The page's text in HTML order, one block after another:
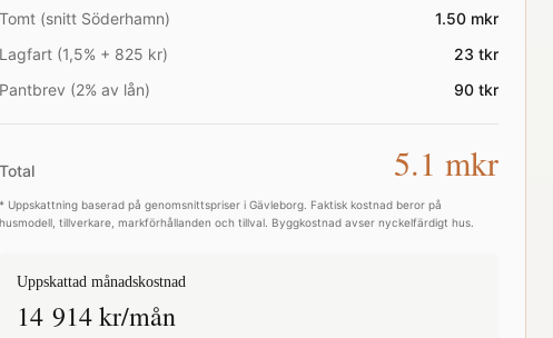
Tomt (snitt Söderhamn) 1.50mkr
Lagfart (1,5% + 825 kr)
23 tkr
Pantbrev (2% av lån)
90tkr
Total 5.1 mkr
* Uppskattning baserad på genomsnittspriser i Gävleborg. Faktisk kostnad beror på
husmodell, tillverkare, markförhållanden och tillval. Byggkostnad avser nyckelfärdigt hus.
Uppskattad månadskostnad
14 914kr/mån